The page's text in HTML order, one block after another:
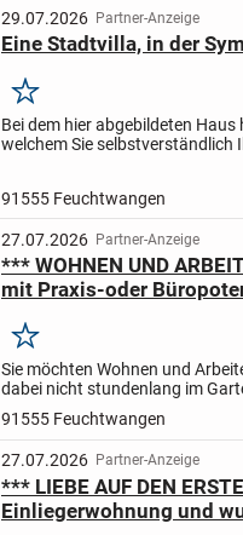
29.07.2026 Partner-Anzeige
Eine Stadtvilla, in der
Merken
Bei dem hier abgebildeten
welchem Sie selbstverständlich
91555 Feuchtwangen
27.07.2026 Partner-Anzeige
*** WOHNEN UND
mit Praxis-oder
Merken
Sie möchten Wohnen und
dabei nicht stundenlang im
besondere Haus in Larrieden.
91555 Feuchtwangen
27.07.2026 Partner-Anzeige
*** LIEBE AUF DEN
Einliegerwohnung und